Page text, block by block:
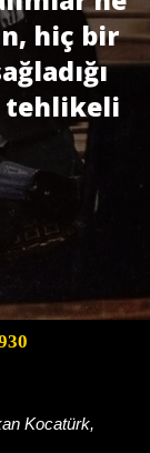
hiç bir
tehlikeli
Kocatürk,